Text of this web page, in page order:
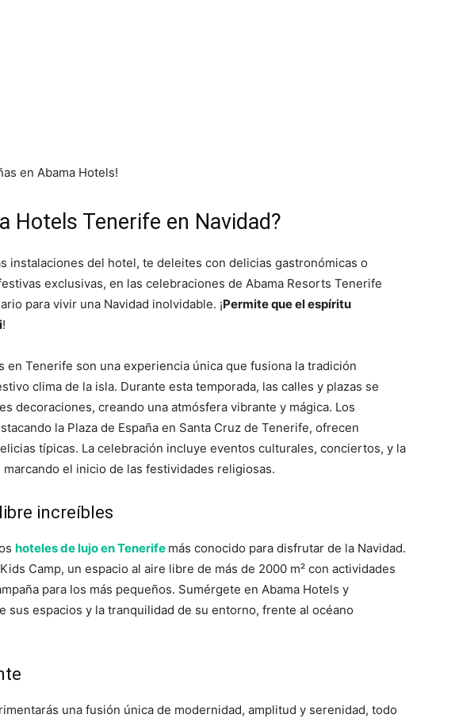
en Abama Hotels!
Hotels Tenerife en Navidad?
instalaciones del hotel, te deleites con delicias gastronómicas o
exclusivas, en las celebraciones de Abama Resorts Tenerife
para vivir una Navidad inolvidable. ¡Permite que el espíritu
!
en Tenerife son una experiencia única que fusiona la tradición
clima de la isla. Durante esta temporada, las calles y plazas se
decoraciones, creando una atmósfera vibrante y mágica. Los
la Plaza de España en Santa Cruz de Tenerife, ofrecen
típicas. La celebración incluye eventos culturales, conciertos, y la
el inicio de las festividades religiosas.
increíbles
hoteles de lujo en Tenerife más conocido para disfrutar de la Navidad.
Camp, un espacio al aire libre de más de 2000 m² con actividades
para los más pequeños. Sumérgete en Abama Hotels y
sus espacios y la tranquilidad de su entorno, frente al océano
una fusión única de modernidad, amplitud y serenidad, todo